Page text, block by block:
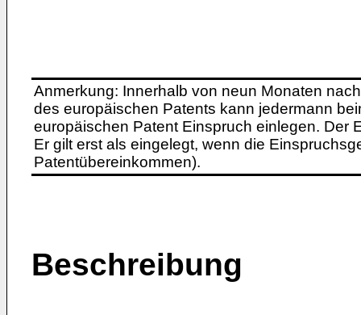
Anmerkung: Innerhalb von neun Monaten
des europäischen Patents kann jedermann
europäischen Patent Einspruch einlegen. Der
Er gilt erst als eingelegt, wenn die
Patentübereinkommen).
Beschreibung